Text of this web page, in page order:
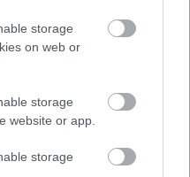
storage
on web or
storage
website or app.
storage
да направите
Тези домашно
за малинови
на всеки вкус!